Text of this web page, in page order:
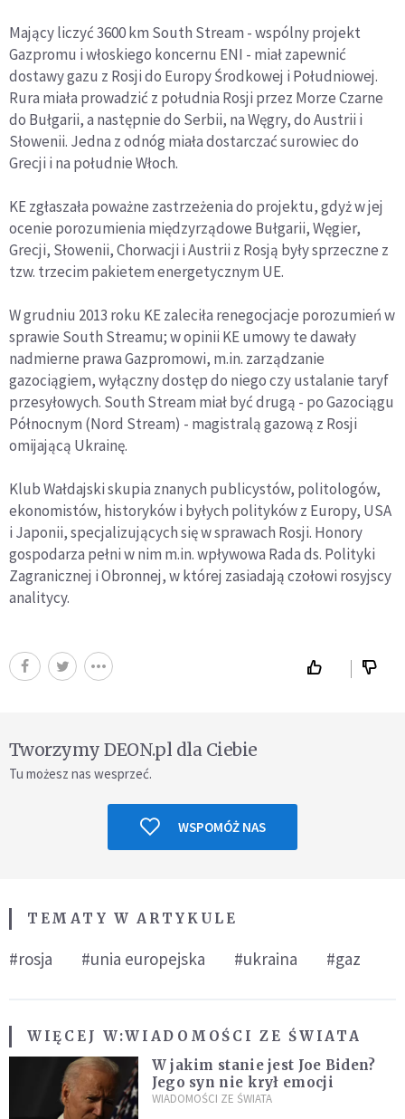
Mający liczyć 3600 km South Stream - wspólny projekt
Gazpromu i włoskiego koncernu ENI - miał zapewnić
dostawy gazu z Rosji do Europy Środkowej i Południowej.
Rura miała prowadzić z południa Rosji przez Morze Czarne
do Bułgarii, a następnie do Serbii, na Węgry, do Austrii i
Słowenii. Jedna z odnóg miała dostarczać surowiec do
Grecji i na południe Włoch.
KE zgłaszała poważne zastrzeżenia do projektu, gdyż w jej
ocenie porozumienia międzyrządowe Bułgarii, Węgier,
Grecji, Słowenii, Chorwacji i Austrii z Rosją były sprzeczne z
tzw. trzecim pakietem energetycznym UE.
W grudniu 2013 roku KE zaleciła renegocjacje porozumień w
sprawie South Streamu; w opinii KE umowy te dawały
nadmierne prawa Gazpromowi, m.in. zarządzanie
gazociągiem, wyłączny dostęp do niego czy ustalanie taryf
przesyłowych. South Stream miał być drugą - po Gazociągu
Północnym (Nord Stream) - magistralą gazową z Rosji
omijającą Ukrainę.
Klub Wałdajski skupia znanych publicystów, politologów,
ekonomistów, historyków i byłych polityków z Europy, USA
i Japonii, specjalizujących się w sprawach Rosji. Honory
gospodarza pełni w nim m.in. wpływowa Rada ds. Polityki
Zagranicznej i Obronnej, w której zasiadają czołowi rosyjscy
analitycy.
Tworzymy DEON.pl dla Ciebie
Tu możesz nas wesprzeć.
WSPOMÓŻ NAS
TEMATY W ARTYKULE
#rosja #unia europejska #ukraina #gaz
WIĘCEJ W:WIADOMOŚCI ZE ŚWIATA
W jakim stanie jest Joe Biden?
Jego syn nie krył emocji
WIADOMOŚCI ZE ŚWIATA